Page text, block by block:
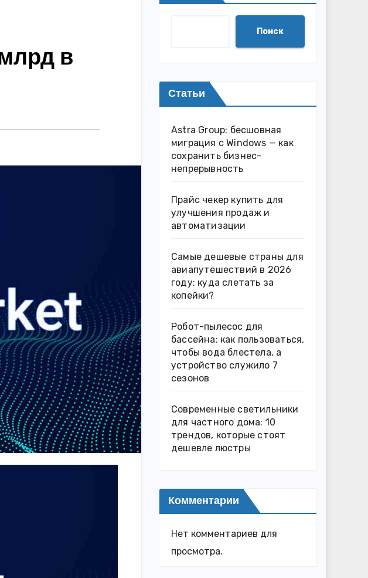
в
Поиск
Статьи
Astra Group: бесшовная
миграция с Windows — как
сохранить бизнес-
непрерывность
Прайс чекер купить для
улучшения продаж и
автоматизации
Самые дешевые страны для
авиапутешествий в 2026
году: куда слетать за
копейки?
Робот-пылесос для
бассейна: как пользоваться,
чтобы вода блестела, а
устройство служило 7
сезонов
Современные светильники
для частного дома: 10
трендов, которые стоят
дешевле люстры
Комментарии
Нет комментариев для
просмотра.